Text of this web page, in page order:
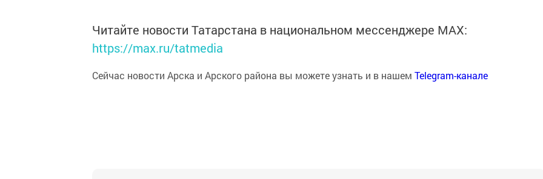
Читайте новости Татарстана в национальном мессенджере MАХ:
https://max.ru/tatmedia
Сейчас новости Арска и Арского района вы можете узнать и в нашем Telegram-канале